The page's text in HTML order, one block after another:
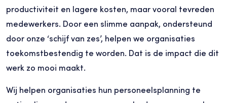
productiviteit en lagere kosten, maar vooral tevreden
medewerkers. Door een slimme aanpak, ondersteund
door onze ‘schijf van zes’, helpen we organisaties
toekomstbestendig te worden. Dat is de impact die dit
werk zo mooi maakt.
Wij helpen organisaties hun personeelsplanning te